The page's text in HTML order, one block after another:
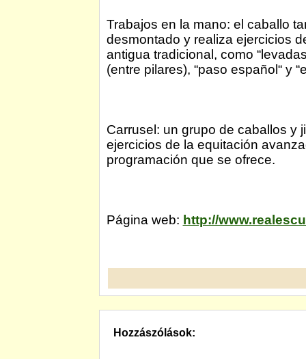
Trabajos en la mano: el caballo
desmontado y realiza ejercicios
antigua tradicional, como
(entre pilares), “paso español“ y
Carrusel: un grupo de caballos y
ejercicios de la equitación
programación que se ofrece.
Página web: http://
Hozzászólások: